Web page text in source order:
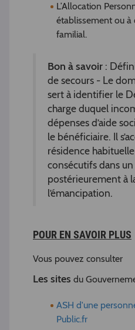
L’Allocation
établissement ou à
familial.
Bon à savoir :
de secours - Le
sert à identifier le
charge duquel
dépenses d’aide
le bénéficiaire. Il
résidence
consécutifs dans
postérieurement à
l’émancipation.
POUR EN SAVOIR PLUS
Vous pouvez consulter
Les sites du
ASH d'une
Public.fr